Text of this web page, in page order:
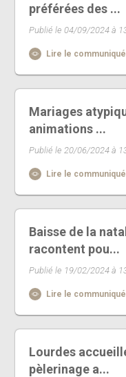
préférées des ...
Publié le 04/09/2024 à
Lire le
Mariages
animations ...
Publié le 20/06/2024 à
Lire le
Baisse de la
racontent pou...
Publié le 19/02/2024 à
Lire le
Lourdes
pèlerinage a...